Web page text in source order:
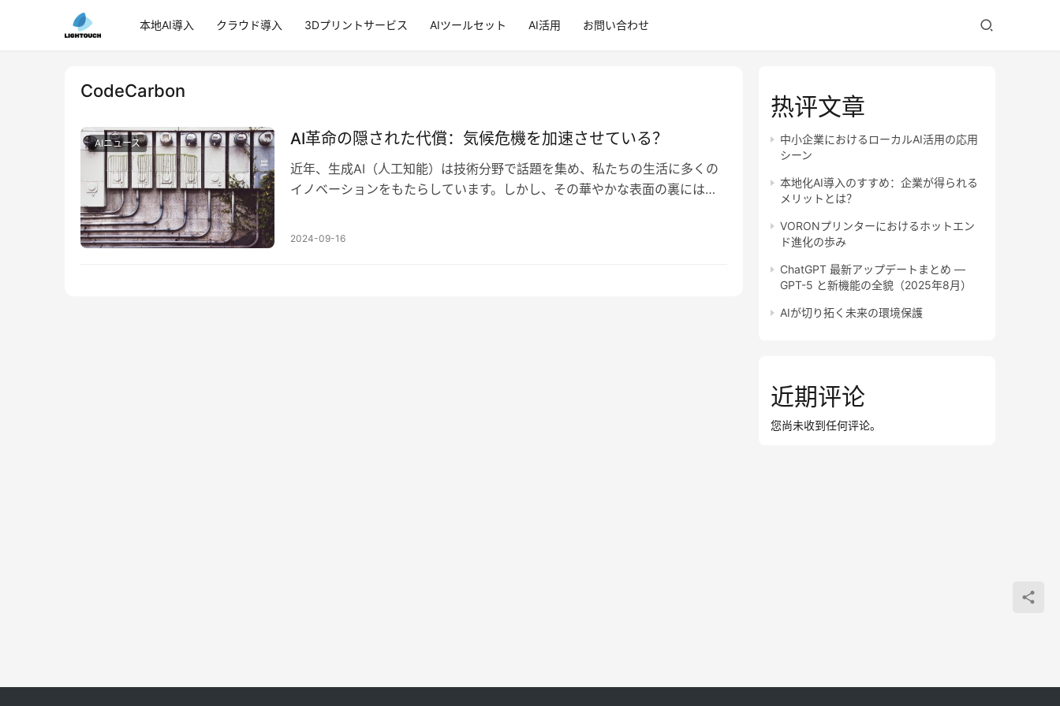
本地AI導入 クラウド導入 3Dプリントサービス AIツールセット AI活用 お問い合わせ
CodeCarbon
AIニュース AI革命の隠された代償：気候危機を加速させている？
近年、生成AI（人工知能）は技術分野で話題を集め、私たちの生活に多くの
イノベーションをもたらしています。しかし、その華やかな表面の裏には、
2024-09-16
热评文章
中小企業におけるローカルAI活用の応用
シーン
本地化AI導入のすすめ：企業が得られる
メリットとは？
VORONプリンターにおけるホットエン
ド進化の歩み
ChatGPT 最新アップデートまとめ —
GPT-5 と新機能の全貌（2025年8月）
AIが切り拓く未来の環境保護
近期评论
您尚未收到任何评论。